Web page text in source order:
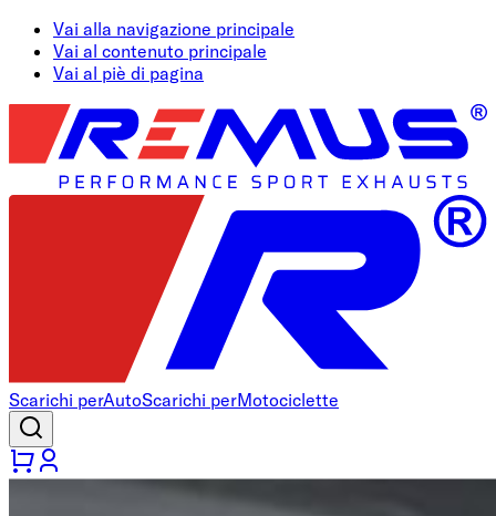
Vai alla navigazione principale
Vai al contenuto principale
Vai al piè di pagina
Scarichi perAutoScarichi perMotociclette